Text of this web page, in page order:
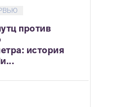
против
история